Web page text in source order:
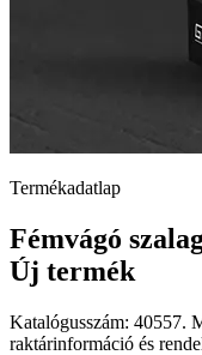
Termékadatlap
Fémvágó
Új termék
Katalógusszám: 40557.
raktárinformáció és